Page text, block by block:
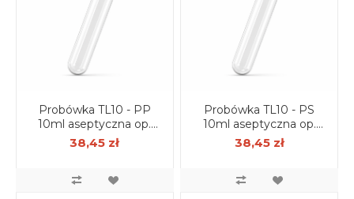
Probówka TL10 - PP
10ml aseptyczna op.
250 szt.
38,45 zł
Probówka TL10 - PS
10ml aseptyczna op.
250 szt.
38,45 zł